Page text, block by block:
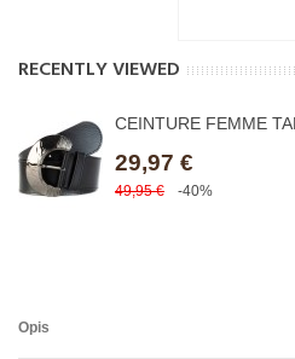
RECENTLY VIEWED
CEINTURE FEMME
29,97 €
49,95 € -40%
Opis